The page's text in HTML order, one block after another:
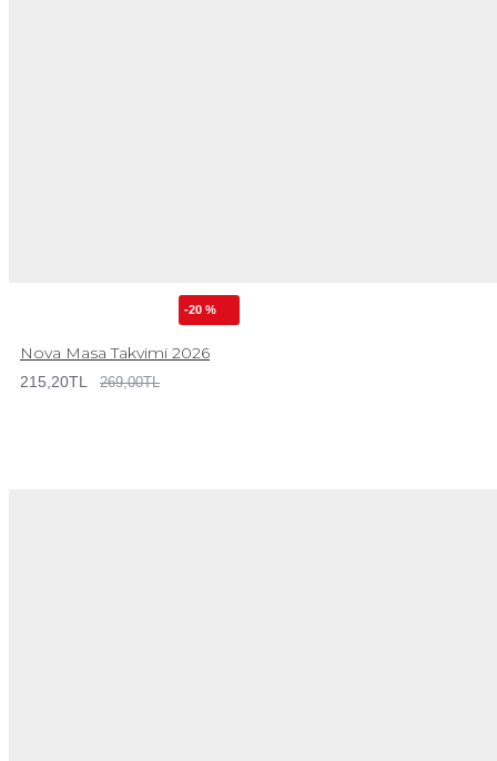
-20 %
Nova Masa Takvimi 2026
215,20TL 269,00TL